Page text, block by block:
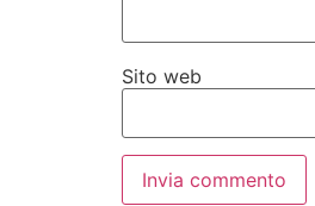
Sito web